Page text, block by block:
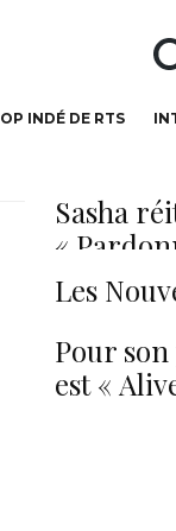
INDÉ DE RTS
Sasha
«
Les
Pour
est «